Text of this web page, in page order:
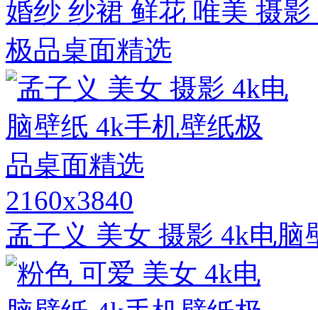
婚纱 纱裙 鲜花 唯美 摄
极品桌面精选
2160x3840
孟子义 美女 摄影 4k电